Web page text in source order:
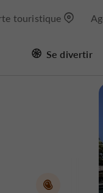
touristique
Se divertir